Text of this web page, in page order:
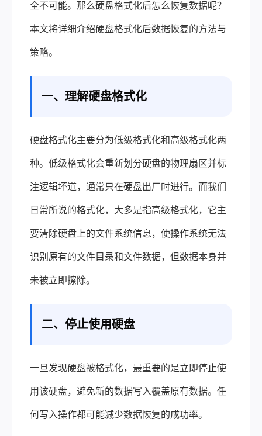
全不可能。那么硬盘格式化后怎么恢复数据呢？
本文将详细介绍硬盘格式化后数据恢复的方法与
策略。
一、理解硬盘格式化
硬盘格式化主要分为低级格式化和高级格式化两
种。低级格式化会重新划分硬盘的物理扇区并标
注逻辑坏道，通常只在硬盘出厂时进行。而我们
日常所说的格式化，大多是指高级格式化，它主
要清除硬盘上的文件系统信息，使操作系统无法
识别原有的文件目录和文件数据，但数据本身并
未被立即擦除。
二、停止使用硬盘
一旦发现硬盘被格式化，最重要的是立即停止使
用该硬盘，避免新的数据写入覆盖原有数据。任
何写入操作都可能减少数据恢复的成功率。